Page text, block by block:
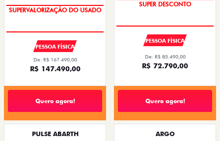
SUPERVALORIZAÇÃO DO USADO
PESSOA FÍSICA
De: R$ 167.490,00
R$ 147.490,00
Quero agora!
SUPER DESCONTO
PESSOA FÍSICA
De: R$ 85.490,00
R$ 72.790,00
Quero agora!
PULSE ABARTH ARGO